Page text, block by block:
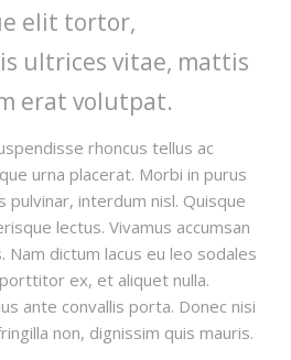
elit tortor,
ultrices vitae, mattis
erat volutpat.
rhoncus tellus ac
urna placerat. Morbi in purus
interdum nisl. Quisque
lectus. Vivamus accumsan
Nam dictum lacus eu leo sodales
ex, et aliquet nulla.
ante convallis porta. Donec nisi
non, dignissim quis mauris.